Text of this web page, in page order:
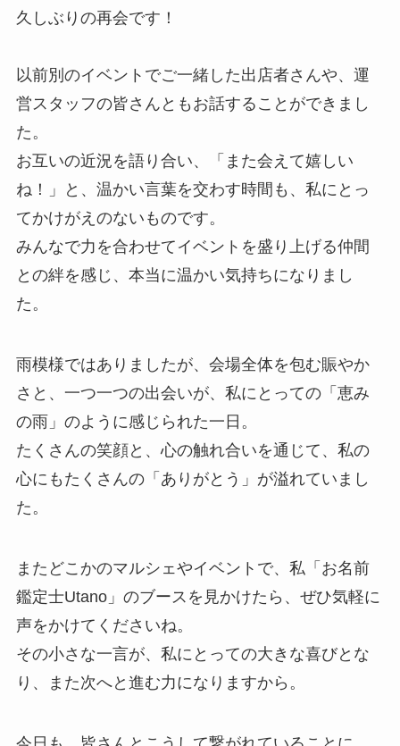
久しぶりの再会です！
以前別のイベントでご一緒した出店者さんや、運
営スタッフの皆さんともお話することができまし
た。
お互いの近況を語り合い、「また会えて嬉しい
ね！」と、温かい言葉を交わす時間も、私にとっ
てかけがえのないものです。
みんなで力を合わせてイベントを盛り上げる仲間
との絆を感じ、本当に温かい気持ちになりまし
た。
雨模様ではありましたが、会場全体を包む賑やか
さと、一つ一つの出会いが、私にとっての「恵み
の雨」のように感じられた一日。
たくさんの笑顔と、心の触れ合いを通じて、私の
心にもたくさんの「ありがとう」が溢れていまし
た。
またどこかのマルシェやイベントで、私「お名前
鑑定士Utano」のブースを見かけたら、ぜひ気軽に
声をかけてくださいね。
その小さな一言が、私にとっての大きな喜びとな
り、また次へと進む力になりますから。